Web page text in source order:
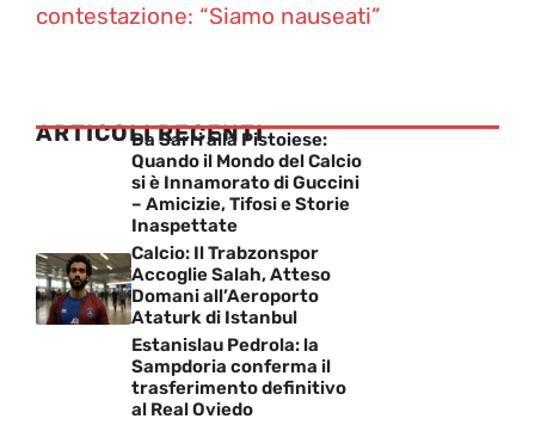
contestazione: “Siamo nauseati”
ARTICOLI RECENTI
Da Sarri alla Pistoiese:
Quando il Mondo del Calcio
si è Innamorato di Guccini
– Amicizie, Tifosi e Storie
Inaspettate
Calcio: Il Trabzonspor
Accoglie Salah, Atteso
Domani all’Aeroporto
Ataturk di Istanbul
Estanislau Pedrola: la
Sampdoria conferma il
trasferimento definitivo
al Real Oviedo